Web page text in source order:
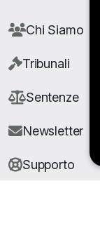
Chi Siamo
Tribunali
Sentenze
Newsletter
Supporto